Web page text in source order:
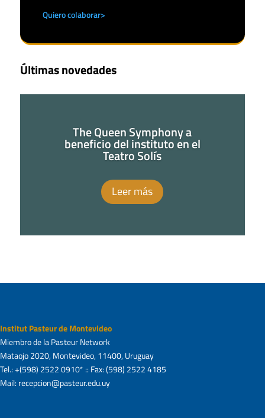
Quiero colaborar>
Últimas novedades
The Queen Symphony a
beneficio del instituto en el
Teatro Solís
Leer más
Institut Pasteur de Montevideo
Miembro de la Pasteur Network
Mataojo 2020, Montevideo, 11400, Uruguay
Tel.: +(598) 2522 0910* :: Fax: (598) 2522 4185
Mail: recepcion@pasteur.edu.uy